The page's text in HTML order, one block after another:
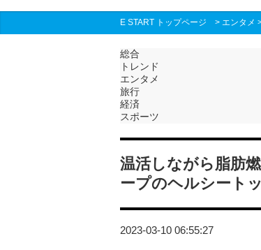
E START トップページ > エンタメ
総合
トレンド
エンタメ
旅行
経済
スポーツ
温活しながら脂肪
ープのヘルシート
2023-03-10 06:55:27